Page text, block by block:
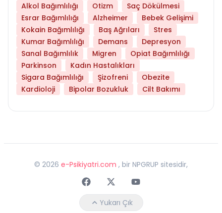
Alkol Bağımlılığı
Otizm
Saç Dökülmesi
Esrar Bağımlılığı
Alzheimer
Bebek Gelişimi
Kokain Bağımlılığı
Baş Ağrıları
Stres
Kumar Bağımlılığı
Demans
Depresyon
Sanal Bağımlılık
Migren
Opiat Bağımlılığı
Parkinson
Kadın Hastalıkları
Sigara Bağımlılığı
Şizofreni
Obezite
Kardioloji
Bipolar Bozukluk Cilt Bakımı
© 2026 e-Psikiyatri.com , bir NPGRUP sitesidir,
FaceebokTwitterYoutube
Yukarı Çık